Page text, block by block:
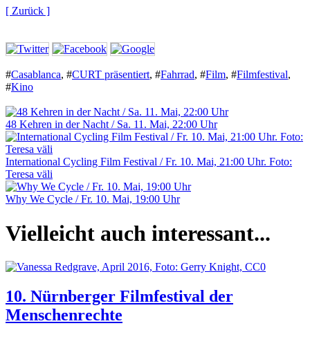
[ Zurück ]
#Casablanca, #CURT präsentiert, #Fahrrad, #Film, #Filmfestival,
#Kino
48 Kehren in der Nacht / Sa. 11. Mai, 22:00 Uhr
International Cycling Film Festival / Fr. 10. Mai, 21:00 Uhr. Foto:
Teresa väli
Why We Cycle / Fr. 10. Mai, 19:00 Uhr
Vielleicht auch interessant...
10. Nürnberger Filmfestival der
Menschenrechte